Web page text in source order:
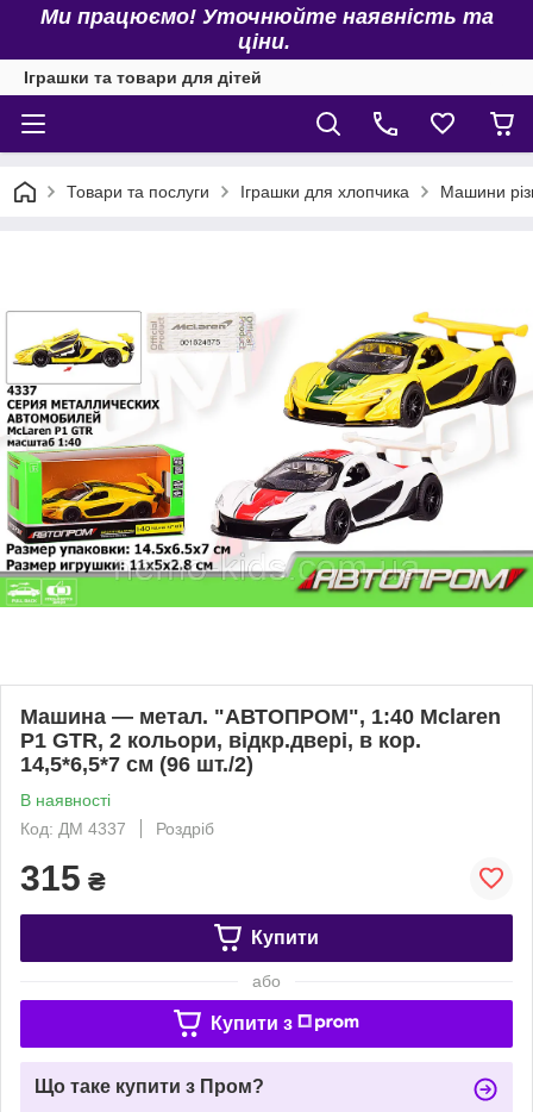
Ми працюємо! Уточнюйте наявність та
ціни.
Іграшки та товари для дітей
Товари та послуги Іграшки для хлопчика Машини
Машина — метал. "АВТОПРОМ", 1:40 Mclaren
P1 GTR, 2 кольори, відкр.двері, в кор.
14,5*6,5*7 см (96 шт./2)
В наявності
Код: ДМ 4337
Роздріб
315 ₴
Купити
або
Купити з
Що таке купити з Пром?